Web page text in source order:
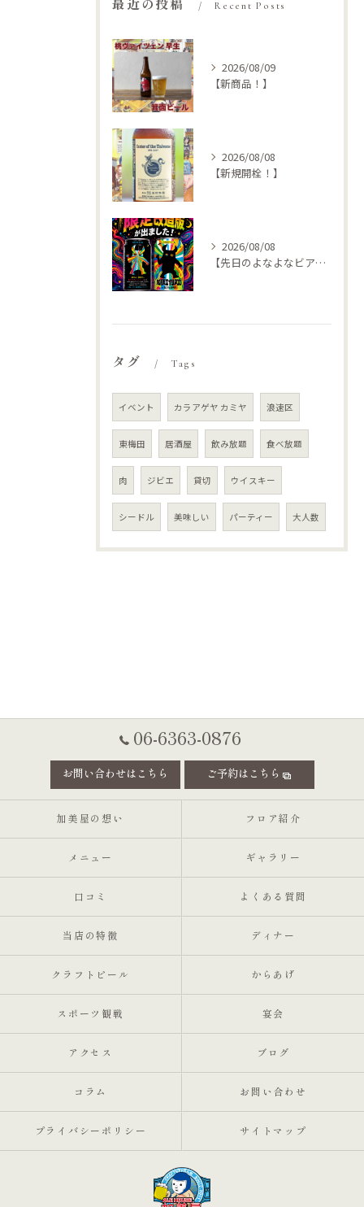
最近の投稿 Recent Posts
2026/08/09
【新商品！】
2026/08/08
【新規開栓！】
2026/08/08
【先日のよなよなビアライズで特別な🍺仕入れてきました
タグ Tags
イベント カラアゲヤ カミヤ 浪速区
東梅田 居酒屋 飲み放題 食べ放題
肉 ジビエ 貸切 ウイスキー
シードル 美味しい パーティー 大人数
06-6363-0876
お問い合わせはこちら ご予約はこちら
加美屋の想い フロア紹介
メニュー ギャラリー
口コミ よくある質問
当店の特徴 ディナー
クラフトビール からあげ
スポーツ観戦 宴会
アクセス ブログ
コラム お問い合わせ
プライバシーポリシー サイトマップ